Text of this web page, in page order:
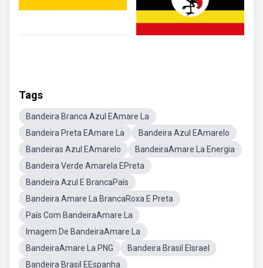
Tags
Bandeira Branca Azul EAmare La
Bandeira Preta EAmare La
Bandeira Azul EAmarelo
Bandeiras Azul EAmarelo
BandeiraAmare La Energia
Bandeira Verde Amarela EPreta
Bandeira Azul E BrancaPaís
Bandeira Amare La BrancaRoxa E Preta
País Com BandeiraAmare La
Imagem De BandeiraAmare La
BandeiraAmare La PNG
Bandeira Brasil EIsrael
Bandeira Brasil EEspanha